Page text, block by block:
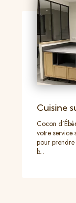
Cuisine
Cocon
votre service
pour prendre
b...